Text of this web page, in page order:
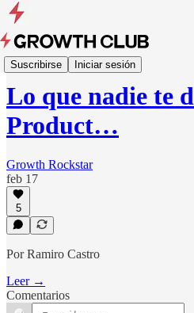
Suscribirse Iniciar sesión
Growth Essays
Lo que nadie te
Product…
Growth Rockstar
feb 17
5
Por Ramiro Castro
Leer →
Comentarios